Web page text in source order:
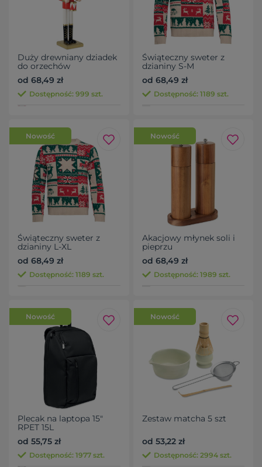
Duży drewniany dziadek
do orzechów
od 68,49 zł
Dostępność: 999 szt.
Świąteczny sweter z
dzianiny S-M
od 68,49 zł
Dostępność: 1189 szt.
Nowość
Świąteczny sweter z
dzianiny L-XL
od 68,49 zł
Dostępność: 1189 szt.
Nowość
Akacjowy młynek soli i
pieprzu
od 68,49 zł
Dostępność: 1989 szt.
Nowość
Plecak na laptopa 15"
RPET 15L
od 55,75 zł
Dostępność: 1977 szt.
Nowość
Zestaw matcha 5 szt
od 53,22 zł
Dostępność: 2994 szt.